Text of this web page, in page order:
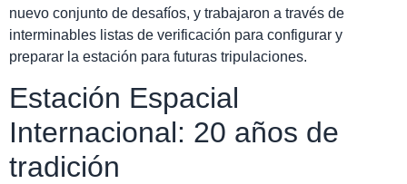
nuevo conjunto de desafíos, y trabajaron a través de
interminables listas de verificación para configurar y
preparar la estación para futuras tripulaciones.
Estación Espacial
Internacional: 20 años de
tradición